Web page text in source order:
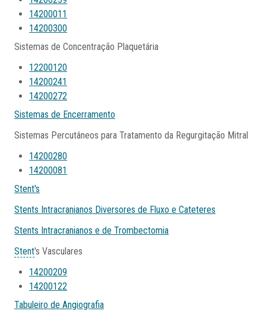
14200011
14200300
Sistemas de Concentração Plaquetária
12200120
14200241
14200272
Sistemas de Encerramento
Sistemas Percutâneos para Tratamento da Regurgitação Mitral
14200280
14200081
Stent's
Stents Intracranianos Diversores de Fluxo e Cateteres
Stents Intracranianos e de Trombectomia
Stent's Vasculares
14200209
14200122
Tabuleiro de Angiografia